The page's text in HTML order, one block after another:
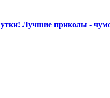
Лучшие приколы -